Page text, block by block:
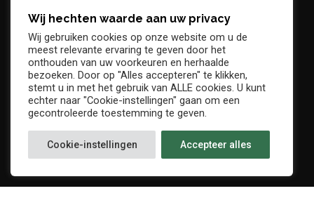
Geschiedenis
Supportersclub
Socio Business Club
Wij hechten waarde aan uw privacy
Wij gebruiken cookies op onze website om u de
meest relevante ervaring te geven door het
onthouden van uw voorkeuren en herhaalde
bezoeken. Door op "Alles accepteren" te klikken,
stemt u in met het gebruik van ALLE cookies. U kunt
echter naar "Cookie-instellingen" gaan om een
gecontroleerde toestemming te geven.
Cookie-instellingen Accepteer alles